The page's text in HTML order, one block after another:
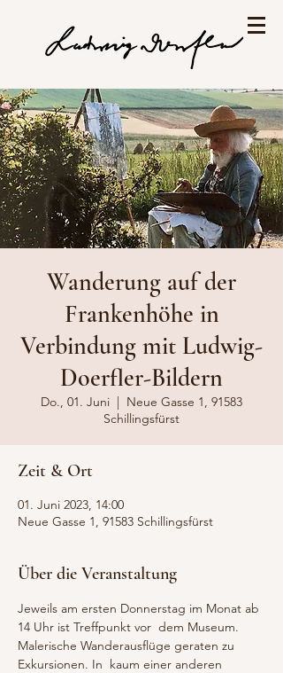
Wanderung auf der
Frankenhöhe in
Verbindung mit Ludwig-
Doerfler-Bildern
Do., 01. Juni
  |
Neue Gasse 1, 91583
Schillingsfürst
Zeit & Ort
01. Juni 2023, 14:00
Neue Gasse 1, 91583 Schillingsfürst
Über die Veranstaltung
Jeweils am ersten Donnerstag im Monat ab
14 Uhr ist Treffpunkt vor  dem Museum.
Malerische Wanderausflüge geraten zu
Exkursionen. In  kaum einer anderen